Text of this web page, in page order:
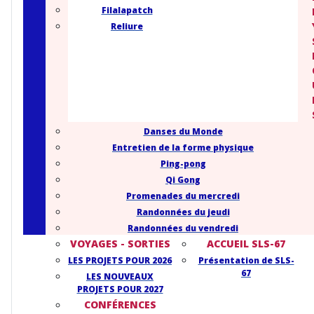
Filalapatch
Reliure
I
Danses du Monde
Entretien de la forme physique
Ping-pong
Qi Gong
Promenades du mercredi
Randonnées du jeudi
Randonnées du vendredi
VOYAGES - SORTIES
LES PROJETS POUR 2026
LES NOUVEAUX
PROJETS POUR 2027
CONFÉRENCES
ACCUEIL SLS-67
Présentation de SLS-
67